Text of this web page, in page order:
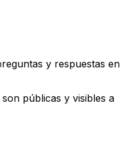
y respuestas en
públicas y visibles a